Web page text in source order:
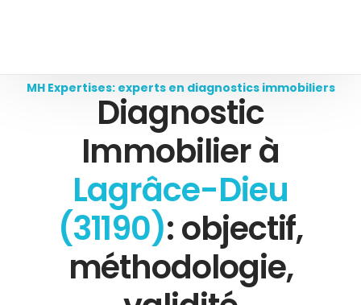
MH Expertises: experts en diagnostics immobiliers
Diagnostic
Immobilier à
Lagrâce-Dieu
(31190): objectif,
méthodologie,